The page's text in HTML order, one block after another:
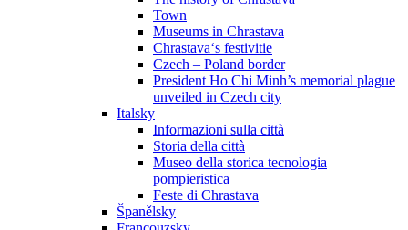
Town
Museums in Chrastava
Chrastava‘s festivitie
Czech – Poland border
President Ho Chi Minh’s memorial plague
unveiled in Czech city
Italsky
Informazioni sulla città
Storia della città
Museo della storica tecnologia
pompieristica
Feste di Chrastava
Španělsky